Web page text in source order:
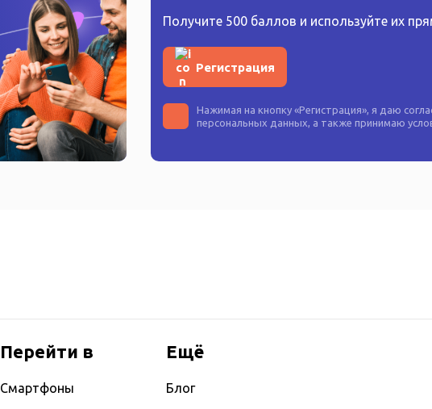
Получите 500 баллов и используйте их
Регистрация
Нажимая на кнопку «Регистрация», я даю
персональных данных, а также принимаю
Перейти в
Смартфоны
Ещё
Блог